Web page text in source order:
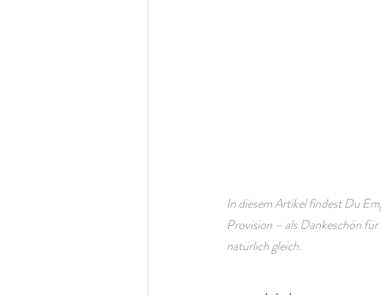
In diesem Artikel findest Du
Provision – als Dankeschön
natürlich gleich.